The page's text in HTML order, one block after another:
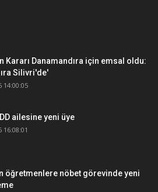
Kararı Danamandıra için emsal oldu:
Silivri'de'
14:00:05
ailesine yeni üye
16:08:01
öğretmenlere nöbet görevinde yeni